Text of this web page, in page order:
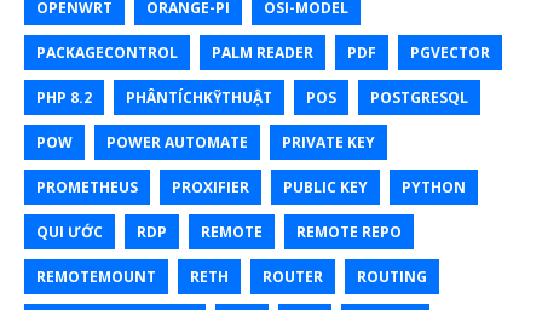
OPENWRT ORANGE-PI OSI-MODEL
PACKAGECONTROL PALM READER PDF PGVECTOR
PHP 8.2 PHÂNTÍCHKỸTHUẬT POS POSTGRESQL
POW POWER AUTOMATE PRIVATE KEY
PROMETHEUS PROXIFIER PUBLIC KEY PYTHON
QUI ƯỚC RDP REMOTE REMOTE REPO
REMOTEMOUNT RETH ROUTER ROUTING